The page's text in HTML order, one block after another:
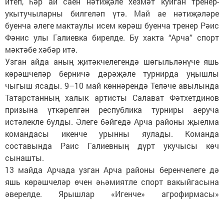
укытучыларны билгеләп үтә. Май ае нәтиҗәләре
буенча әлеге мактаулы исем көрәш буенча тренер Рәис
Фәнис улы Галиевка бирелде. Бу хакта “Арча” спорт
мәктәбе хәбәр итә.
Узган айда аның җитәкчелегендә шөгыльләнүче яшь
көрәшчеләр берничә дәрәҗәле турнирда уңышлы
чыгыш ясады. 9–10 май көннәрендә Теләче авылында
Татарстанның халык артисты Салават Фәтхетдинов
призына үткәрелгән республика турниры аеруча
истәлекле булды. Әлеге бәйгедә Арча районы җыелма
командасы икенче урынны яулады. Команда
составында Раис Галиевның дүрт укучысы көч
сынашты.
13 майда Арчада узган Арча районы беренчелеге дә
яшь көрәшчеләр өчен әһәмиятле спорт вакыйгасына
әверелде. Ярышлар «Игенче» агрофирмасы»